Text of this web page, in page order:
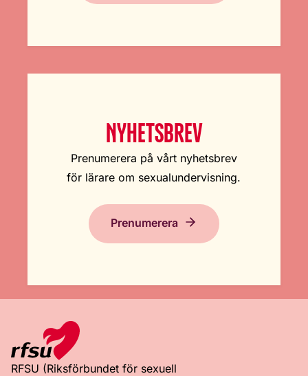
NYHETSBREV
Prenumerera på vårt nyhetsbrev
för lärare om sexualundervisning.
Prenumerera
RFSU (Riksförbundet för sexuell